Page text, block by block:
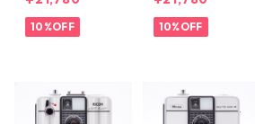
リコー
10%OFF
リコー
10%OFF